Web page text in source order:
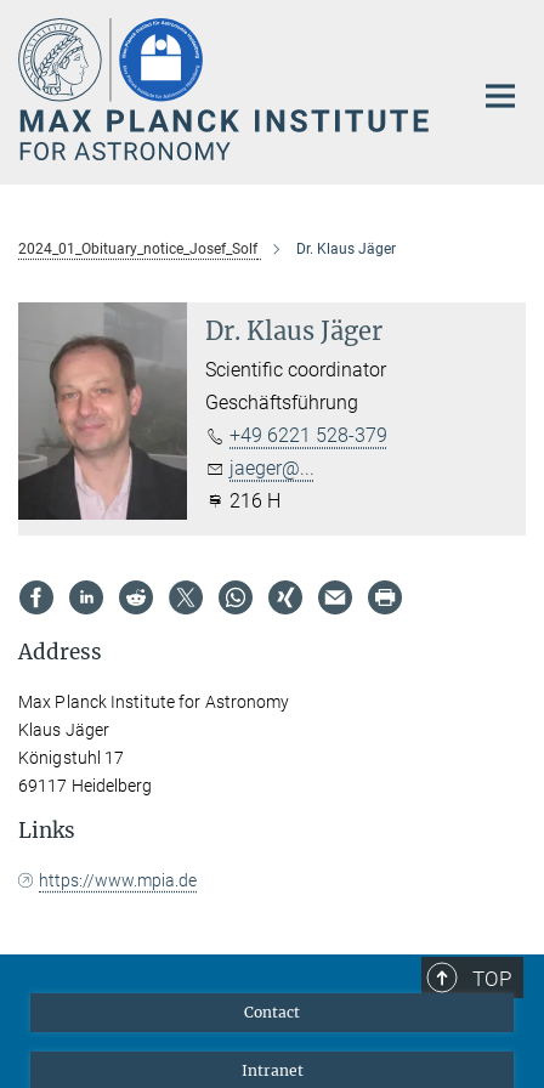
Main-
Content
2024_01_Obituary_notice_Josef_Solf Dr. Klaus Jäger
Dr. Klaus Jäger
Scientific coordinator
Geschäftsführung
+49 6221 528-379
jaeger@...
216 H
Address
Max Planck Institute for Astronomy
Klaus Jäger
Königstuhl 17
69117 Heidelberg
Links
https://www.mpia.de
TOP
Contact
Intranet